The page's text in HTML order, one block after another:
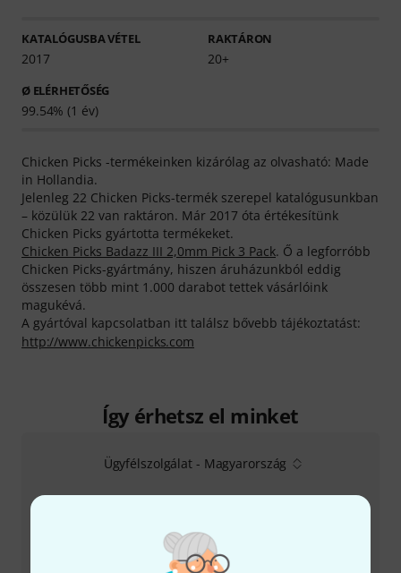
KATALÓGUSBA VÉTEL
2017
RAKTÁRON
20+
Ø ELÉRHETŐSÉG
99.54% (1 év)
Chicken Picks -termékeinken kizárólag az olvasható: Made
in Hollandia.
Jelenleg 22 Chicken Picks-termék szerepel katalógusunkban
– közülük 22 van raktáron. Már 2017 óta értékesítünk
Chicken Picks gyártotta termékeket.
Chicken Picks Badazz III 2,0mm Pick 3 Pack. Ő a legforróbb
Chicken Picks-gyártmány, hiszen áruházunkból eddig
összesen több mint 1.000 darabot tettek vásárlóink
magukévá.
A gyártóval kapcsolatban itt találsz bővebb tájékoztatást:
http://www.chickenpicks.com
Így érhetsz el minket
Ügyfélszolgálat - Magyarország